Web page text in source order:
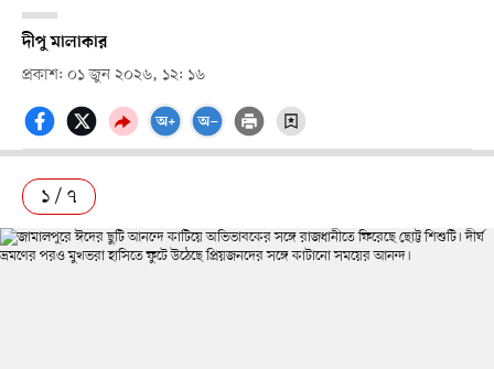
দীপু মালাকার
প্রকাশ: ০১ জুন ২০২৬, ১২: ১৬
১ / ৭